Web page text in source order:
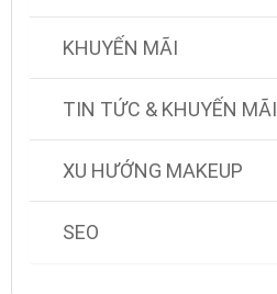
KHUYẾN MÃI
TIN TỨC & KHUYẾN MÃI
XU HƯỚNG MAKEUP
SEO